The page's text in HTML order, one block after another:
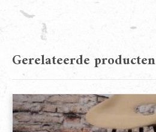
Gerelateerde producten